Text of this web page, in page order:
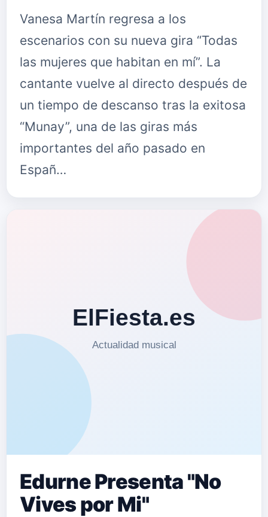
Vanesa Martín regresa a los
escenarios con su nueva gira “Todas
las mujeres que habitan en mí”. La
cantante vuelve al directo después de
un tiempo de descanso tras la exitosa
“Munay”, una de las giras más
importantes del año pasado en
Españ…
Edurne Presenta "No
Vives por Mi"